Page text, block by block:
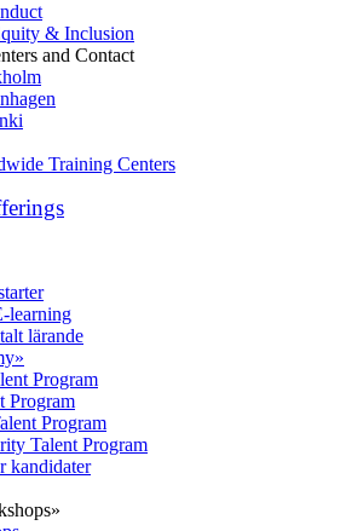
& Inclusion
and Contact
Training Centers
learning
lärande
»
Program
Program
Program
Talent Program
kandidater
»